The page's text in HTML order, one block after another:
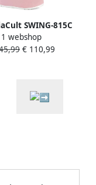
SWING-815C
Laarzen 39 Shoes
Roze
1 webshop
€ 110,99